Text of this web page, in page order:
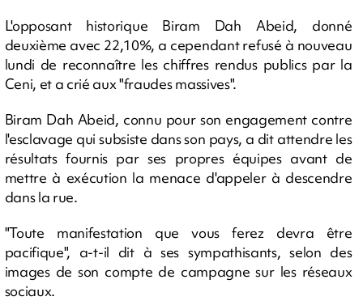
L'opposant historique Biram Dah Abeid, donné
deuxième avec 22,10%, a cependant refusé à nouveau
lundi de reconnaître les chiffres rendus publics par la
Ceni, et a crié aux "fraudes massives".
Biram Dah Abeid, connu pour son engagement contre
l'esclavage qui subsiste dans son pays, a dit attendre les
résultats fournis par ses propres équipes avant de
mettre à exécution la menace d'appeler à descendre
dans la rue.
"Toute manifestation que vous ferez devra être
pacifique", a-t-il dit à ses sympathisants, selon des
images de son compte de campagne sur les réseaux
sociaux.